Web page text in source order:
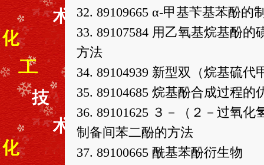
32. 89109665 α-甲基苄基苯酚的
33. 89107584 用乙氧基烷基酚
方法
34. 89104939 新型双（烷基硫代
35. 89104685 烷基酚合成过程的
36. 89101625 ３－（２－过氧
制备间苯二酚的方法
37. 89100665 酰基苯酚衍生物